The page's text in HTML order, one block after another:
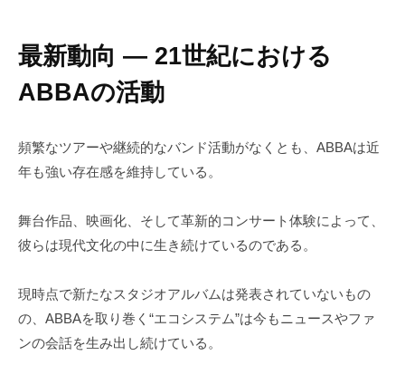
最新動向 ― 21世紀における
ABBAの活動
頻繁なツアーや継続的なバンド活動がなくとも、ABBAは近
年も強い存在感を維持している。
舞台作品、映画化、そして革新的コンサート体験によって、
彼らは現代文化の中に生き続けているのである。
現時点で新たなスタジオアルバムは発表されていないもの
の、ABBAを取り巻く“エコシステム”は今もニュースやファ
ンの会話を生み出し続けている。